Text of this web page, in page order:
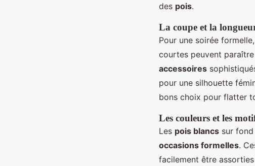
des pois.
La coupe et la
Pour une soirée
courtes peuvent
accessoires
pour une silhouette
bons choix pour flatter
Les couleurs et les
Les pois blancs sur
occasions formelles.
facilement être